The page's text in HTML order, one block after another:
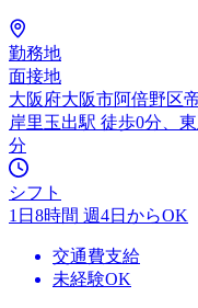
勤務地
面接地
大阪府大阪市阿倍野区
岸里玉出駅 徒歩0分、
分
シフト
1日8時間 週4日からOK
交通費支給
未経験OK